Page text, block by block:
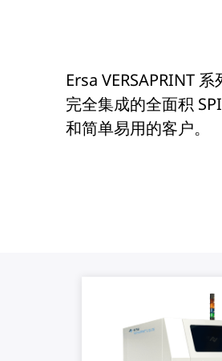
Ersa VERSAPRINT
完全集成的全面积
和简单易用的客户。